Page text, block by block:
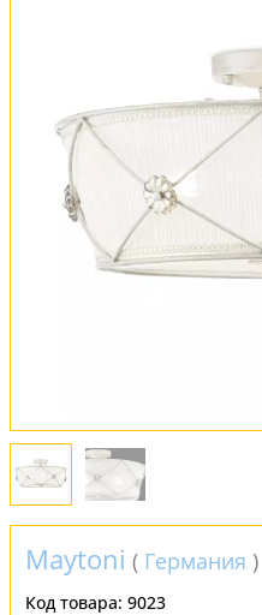
Оплата и доставка
Обмен и возврат
Установка
FAQ
Maytoni ( Германия )
Код товара: 9023